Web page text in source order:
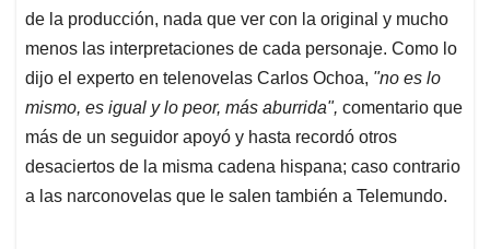
de la producción, nada que ver con la original y mucho
menos las interpretaciones de cada personaje. Como lo
dijo el experto en telenovelas Carlos Ochoa, "no es lo
mismo, es igual y lo peor, más aburrida", comentario que
más de un seguidor apoyó y hasta recordó otros
desaciertos de la misma cadena hispana; caso contrario
a las narconovelas que le salen también a Telemundo.